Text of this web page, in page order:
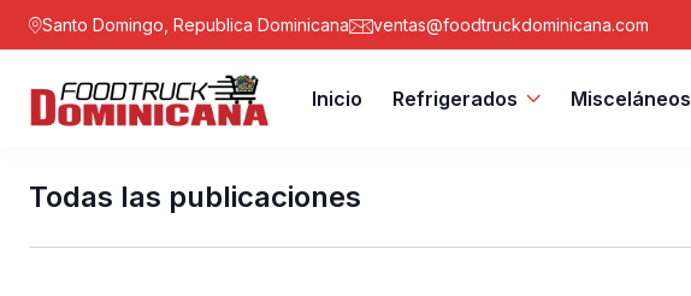
Santo Domingo, Republica Dominicana ventas@foodtruckdominicana.com
Inicio Refrigerados Misceláneos
Todas las publicaciones